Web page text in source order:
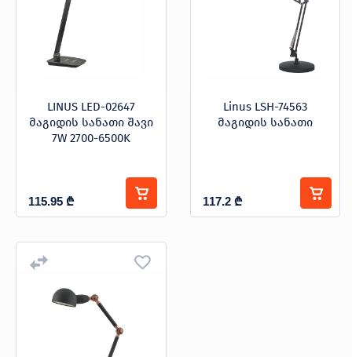
LINUS LED-02647
მაგიდის სანათი შავი
7W 2700-6500K
115.95 ₾
Linus LSH-74563
მაგიდის სანათი
117.2 ₾